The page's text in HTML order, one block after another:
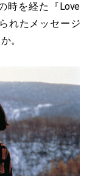
時を経た『Love
れたメッセージ
。